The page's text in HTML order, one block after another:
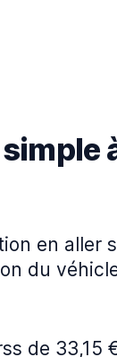
en aller
du
de 33,15